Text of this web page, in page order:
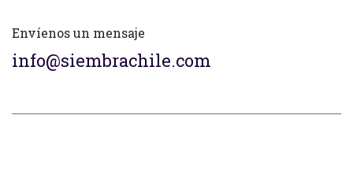
Envíenos un mensaje
info@siembrachile.com